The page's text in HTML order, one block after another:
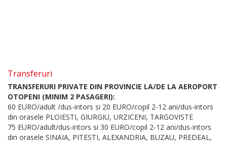
Transferuri
TRANSFERURI PRIVATE DIN PROVINCIE LA/DE LA AEROPORT
OTOPENI (MINIM 2 PASAGERI):
60 EURO/adult /dus-intors si 20 EURO/copil 2-12 ani/dus-intors
din orasele PLOIESTI, GIURGIU, URZICENI, TARGOVISTE
75 EURO/adult/dus-intors si 30 EURO/copil 2-12 ani/dus-intors
din orasele SINAIA, PITESTI, ALEXANDRIA, BUZAU, PREDEAL,